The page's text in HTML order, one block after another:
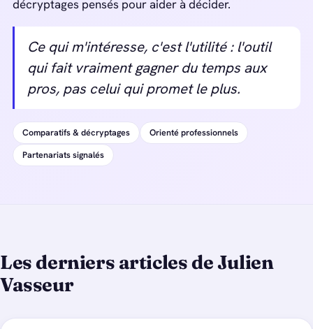
décryptages pensés pour aider à décider.
Ce qui m'intéresse, c'est l'utilité : l'outil
qui fait vraiment gagner du temps aux
pros, pas celui qui promet le plus.
Comparatifs & décryptages
Orienté professionnels
Partenariats signalés
Les derniers articles de Julien
Vasseur